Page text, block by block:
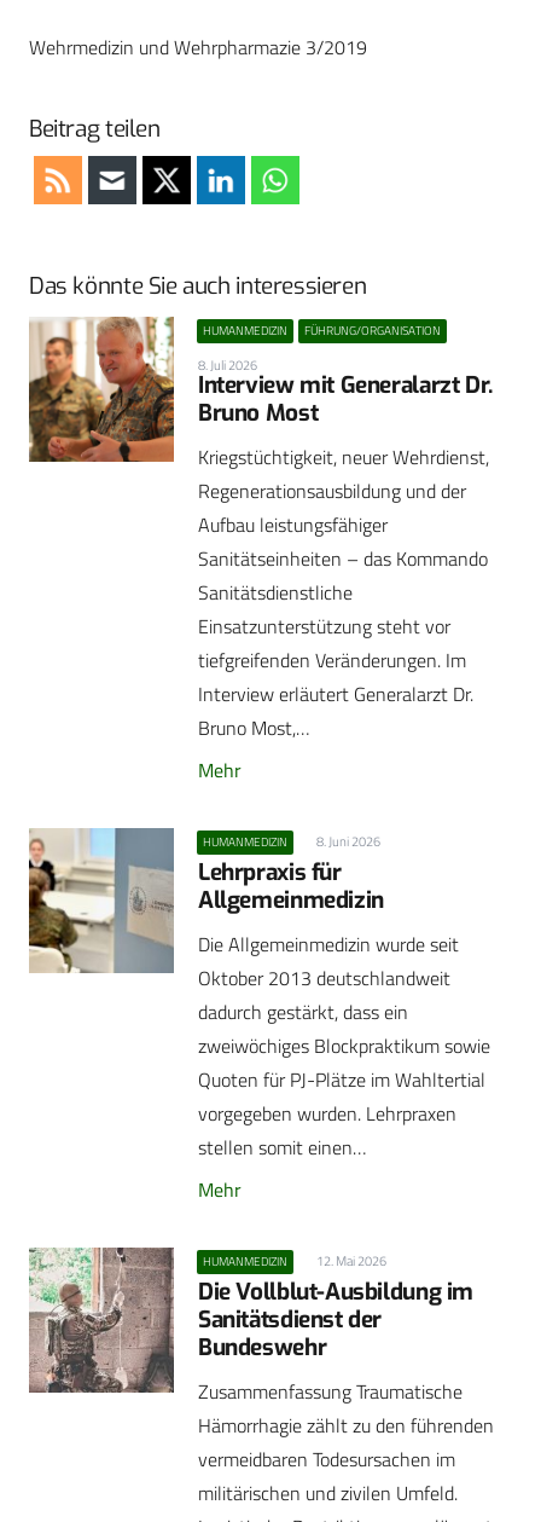
Wehrmedizin und Wehrpharmazie 3/2019
Beitrag teilen
Das könnte Sie auch interessieren
HUMANMEDIZIN FÜHRUNG/ORGANISATION
8. Juli 2026
Interview mit Generalarzt Dr.
Bruno Most
Kriegstüchtigkeit, neuer Wehrdienst,
Regenerationsausbildung und der
Aufbau leistungsfähiger
Sanitätseinheiten – das Kommando
Sanitätsdienstliche
Einsatzunterstützung steht vor
tiefgreifenden Veränderungen. Im
Interview erläutert Generalarzt Dr.
Bruno Most,…
Mehr
HUMANMEDIZIN 8. Juni 2026
Lehrpraxis für
Allgemeinmedizin
Die Allgemeinmedizin wurde seit
Oktober 2013 deutschlandweit
dadurch gestärkt, dass ein
zweiwöchiges Blockpraktikum sowie
Quoten für PJ-Plätze im Wahltertial
vorgegeben wurden. Lehrpraxen
stellen somit einen…
Mehr
HUMANMEDIZIN 12. Mai 2026
Die Vollblut-Ausbildung im
Sanitätsdienst der
Bundeswehr
Zusammenfassung Traumatische
Hämorrhagie zählt zu den führenden
vermeidbaren Todesursachen im
militärischen und zivilen Umfeld.